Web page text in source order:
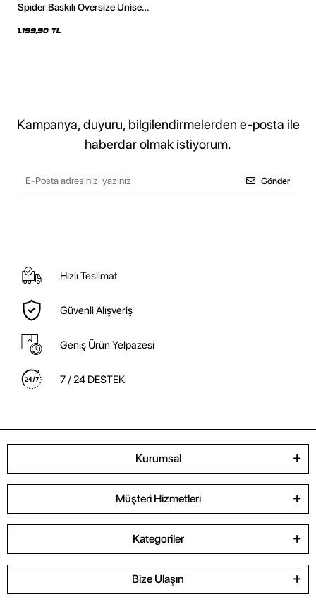
Spıder Baskılı Oversize Unisex
1.199,90 TL
Kampanya, duyuru, bilgilendirmelerden e-posta ile
haberdar olmak istiyorum.
Gönder
Hızlı Teslimat
Güvenli Alışveriş
Geniş Ürün Yelpazesi
7 / 24 DESTEK
Kurumsal
Müşteri Hizmetleri
Kategoriler
Bize Ulaşın